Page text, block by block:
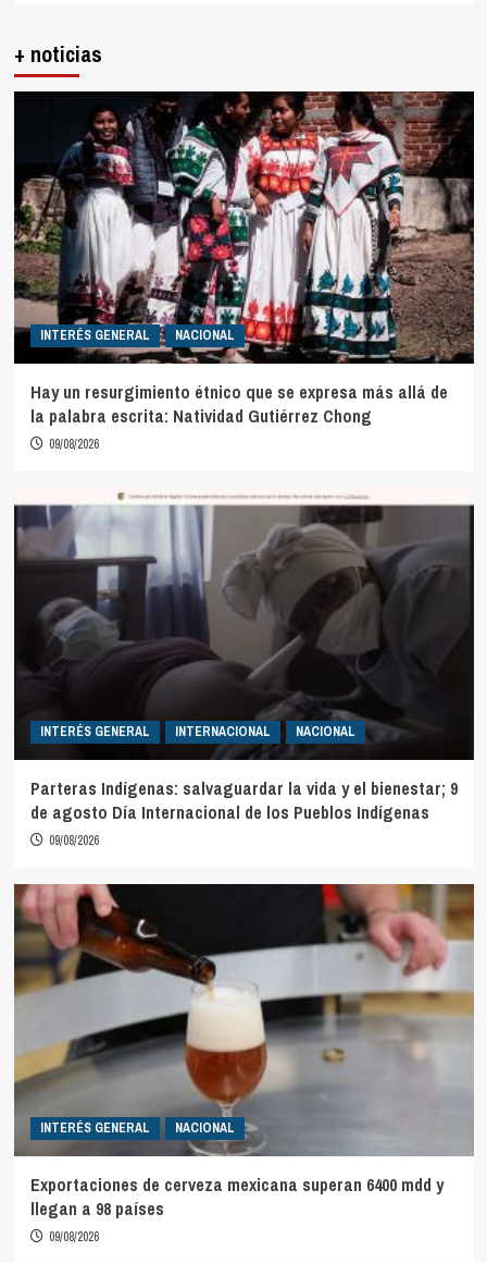
+ noticias
INTERÉS GENERAL NACIONAL
Hay un resurgimiento étnico que se expresa más allá de
la palabra escrita: Natividad Gutiérrez Chong
09/08/2026
INTERÉS GENERAL INTERNACIONAL NACIONAL
Parteras Indígenas: salvaguardar la vida y el bienestar; 9
de agosto Día Internacional de los Pueblos Indígenas
09/08/2026
INTERÉS GENERAL NACIONAL
Exportaciones de cerveza mexicana superan 6400 mdd y
llegan a 98 países
09/08/2026